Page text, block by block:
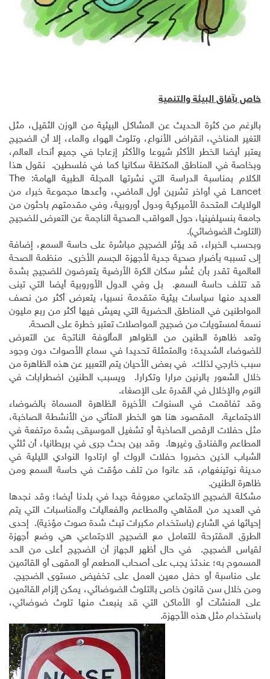
خاص بآفاق البيئة والتنمية
بالرغم من كثرة الحديث عن المشاكل البيئية من الوزن الثقيل، مثل
التغير المناخي، انقراض الأنواع، وتلوث الهواء والماء، إلا أن الضجيج
يعتبر أيضا الخطر الأكثر شيوعا والأكثر إزعاجا في جميع أنحاء العالم،
وبخاصة في المناطق المكتظة سكانيا كما في فلسطين. نقول هذا
الكلام بمناسبة الدراسة التي نشرتها المجلة الطبية الهامة: The
Lancet في أواخر تشرين أول الماضي، وأعدها مجموعة خبراء من
الولايات المتحدة الأميركية ودول أوروبية، وفي مقدمتهم باحثون من
جامعة بنسيلفينيا، حول العواقب الصحية الناجمة عن التعرض للضجيج
(التلوث الضوضائي).
وبحسب الخبراء، قد يؤثر الضجيج مباشرة على حاسة السمع، إضافة
إلى تسببه بأضرار صحية جدية لأجهزة الجسم الأخرى. منظمة الصحة
العالمية تقدر بأن عُشْر سكان الكرة الأرضية يتعرضون للضجيج بشدة
قد تتلف حاسة السمع. بل وفي الدول الأوروبية أيضا التي تبنى
العديد منها سياسات بيئية متقدمة نسبيا، يتعرض أكثر من نصف
المواطنين في المناطق الحضرية التي يعيش فيها أكثر من ربع مليون
نسمة لمستويات من ضجيج المواصلات تعتبر خطرة على الصحة.
وتعد ظاهرة الطنين من الظواهر المألوفة الناتجة عن التعرض
للضوضاء الشديدة؛ والمتمثلة تحديدا في سماع الأصوات دون وجود
سبب خارجي لذلك. في بعض الأحيان يتم التعبير عن هذه الظاهرة من
خلال الشعور بالرنين مرارا وتكرارا. ويسبب الطنين اضطرابات في
النوم والإخلال في القدرة على الإصغاء.
وقد تفاقمت في السنوات الأخيرة الظاهرة المسماة بالضوضاء
الاجتماعية. المقصود هنا هو الخطر المتأتي من الأنشطة الصاخبة،
مثل حفلات الرقص الصاخبة أو تشغيل الموسيقى بشدة مرتفعة في
المطاعم والفنادق وغيرها. وقد بين بحث جرى في بريطانيا، أن ثلثي
الشباب الذين حضروا حفلات الروك أو ارتادوا النوادي الليلية في
مدينة نوتينغهام، قد عانوا من تلف مؤقت في حاسة السمع ومن
ظاهرة الطنين.
مشكلة الضجيج الاجتماعي معروفة جيدا في بلدنا أيضا؛ وقد نجدها
في العديد من المقاهي والمطاعم والفعاليات والمناسبات التي يتم
إحيائها في الشارع (باستخدام مكبرات تبث شدة صوت مؤذية). إحدى
الطرق المقترحة للتعامل مع الضجيج الاجتماعي هي وضع أجهزة
لقياس الضجيج. في حال أظهر الجهاز أن الضجيج أعلى من الحد
المسموح به؛ عندئذ يجب على أصحاب المطعم أو المقهى أو القائمين
على مناسبة أو حفل معين العمل على تخفيض مستوى الضجيج.
ومن خلال سن قانون خاص بالتلوث الضوضائي، يمكن إلزام القائمين
على المنشآت أو الأماكن التي قد ينبعث منها تلوث ضوضائي،
باستخدام مثل هذه الأجهزة.